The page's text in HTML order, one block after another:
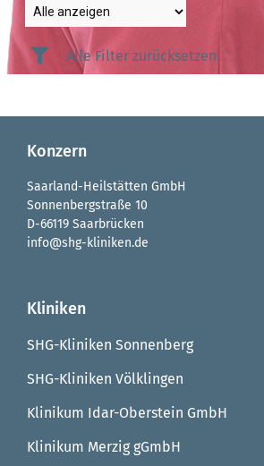
Alle Filter zurücksetzen
Konzern
Saarland-Heilstätten GmbH
Sonnenbergstraße 10
D-66119 Saarbrücken
info@shg-kliniken.de
Kliniken
SHG-Kliniken Sonnenberg
SHG-Kliniken Völklingen
Klinikum Idar-Oberstein GmbH
Klinikum Merzig gGmbH